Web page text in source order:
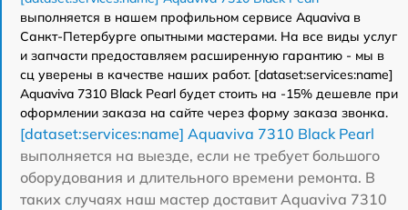
выполняется в нашем профильном сервисе Aquaviva в
Санкт-Петербурге опытными мастерами. На все виды услуг
и запчасти предоставляем расширенную гарантию - мы в
сц уверены в качестве наших работ. [dataset:services:name]
Aquaviva 7310 Black Pearl будет стоить на -15% дешевле при
оформлении заказа на сайте через форму заказа звонка.
[dataset:services:name] Aquaviva 7310 Black Pearl
выполняется на выезде, если не требует большого
оборудования и длительного времени ремонта. В
таких случаях наш мастер доставит Aquaviva 7310